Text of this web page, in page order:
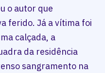
o autor que
ferido. Já a vítima foi
calçada, a
da residência
sangramento na